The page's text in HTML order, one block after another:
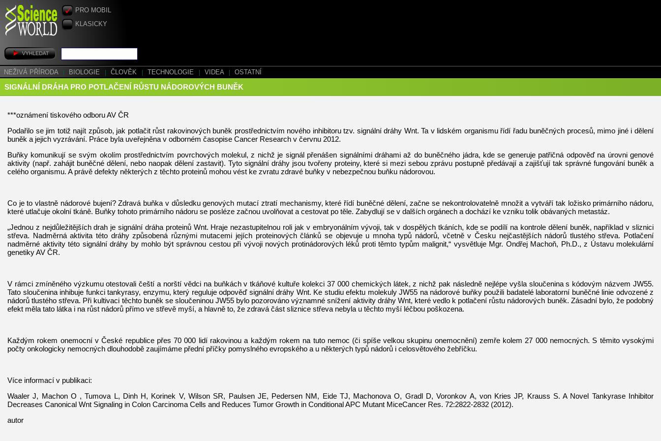
PRO MOBIL
KLASICKY
NEŽIVÁ PŘÍRODA BIOLOGIE ČLOVĚK TECHNOLOGIE VIDEA OSTATNÍ
SIGNÁLNÍ DRÁHA PRO POTLAČENÍ RŮSTU NÁDOROVÝCH BUNĚK
***oznámení tiskového odboru AV ČR
Podařilo se jim totiž najít způsob, jak potlačit růst rakovinových buněk prostřednictvím nového inhibitoru tzv. signální dráhy Wnt. Ta v lidském organismu řídí řadu buněčných procesů, mimo jiné i dělení
buněk a jejich vyzrávání. Práce byla uveřejněna v odborném časopise Cancer Research v červnu 2012.
Buňky komunikují se svým okolím prostřednictvím povrchových molekul, z nichž je signál přenášen signálními dráhami až do buněčného jádra, kde se generuje patřičná odpověď na úrovni genové
aktivity (např. zahájit buněčné dělení, nebo naopak dělení zastavit). Tyto signální dráhy jsou tvořeny proteiny, které si mezi sebou zprávu postupně předávají a zajišťují tak správné fungování buněk a
celého organismu. A právě defekty některých z těchto proteinů mohou vést ke zvratu zdravé buňky v nebezpečnou buňku nádorovou.
Co je to vlastně nádorové bujení? Zdravá buňka v důsledku genových mutací ztratí mechanismy, které řídí buněčné dělení, začne se nekontrolovatelně množit a vytváří tak ložisko primárního nádoru,
které utlačuje okolní tkáně. Buňky tohoto primárního nádoru se posléze začnou uvolňovat a cestovat po těle. Zabydlují se v dalších orgánech a dochází ke vzniku tolik obávaných metastáz.
„Jednou z nejdůležitějších drah je signální dráha proteinů Wnt. Hraje nezastupitelnou roli jak v embryonálním vývoji, tak v dospělých tkáních, kde se podílí na kontrole dělení buněk, například v sliznici
střeva. Nadměrná aktivita této dráhy způsobená různými mutacemi jejích proteinových článků se objevuje u mnoha typů nádorů, včetně v Česku nejčastějších nádorů tlustého střeva. Potlačení
nadměrné aktivity této signální dráhy by mohlo být správnou cestou při vývoji nových protinádorových léků proti těmto typům malignit,“ vysvětluje Mgr. Ondřej Machoň, Ph.D., z Ústavu molekulární
genetiky AV ČR.
V rámci zmíněného výzkumu otestovali čeští a norští vědci na buňkách v tkáňové kultuře kolekci 37 000 chemických látek, z nichž pak následně nejlépe vyšla sloučenina s kódovým názvem JW55.
Tato sloučenina inhibuje funkci tankyrasy, enzymu, který reguluje odpověď signální dráhy Wnt. Ke studiu efektu molekuly JW55 na nádorové buňky použili badatelé laboratorní buněčné linie odvozené z
nádorů tlustého střeva. Při kultivaci těchto buněk se sloučeninou JW55 bylo pozorováno významné snížení aktivity dráhy Wnt, které vedlo k potlačení růstu nádorových buněk. Zásadní bylo, že podobný
efekt měla tato látka i na růst nádorů přímo ve střevě myší, a hlavně to, že zdravá část sliznice střeva nebyla u těchto myší léčbou poškozena.
Každým rokem onemocní v České republice přes 70 000 lidí rakovinou a každým rokem na tuto nemoc (či spíše velkou skupinu onemocnění) zemře kolem 27 000 nemocných. S těmito vysokými
počty onkologicky nemocných dlouhodobě zaujímáme přední příčky pomyslného evropského a u některých typů nádorů i celosvětového žebříčku.
Více informací v publikaci:
Waaler J, Machon O , Tumova L, Dinh H, Korinek V, Wilson SR, Paulsen JE, Pedersen NM, Eide TJ, Machonova O, Gradl D, Voronkov A, von Kries JP, Krauss S. A Novel Tankyrase Inhibitor
Decreases Canonical Wnt Signaling in Colon Carcinoma Cells and Reduces Tumor Growth in Conditional APC Mutant MiceCancer Res. 72:2822-2832 (2012).
autor